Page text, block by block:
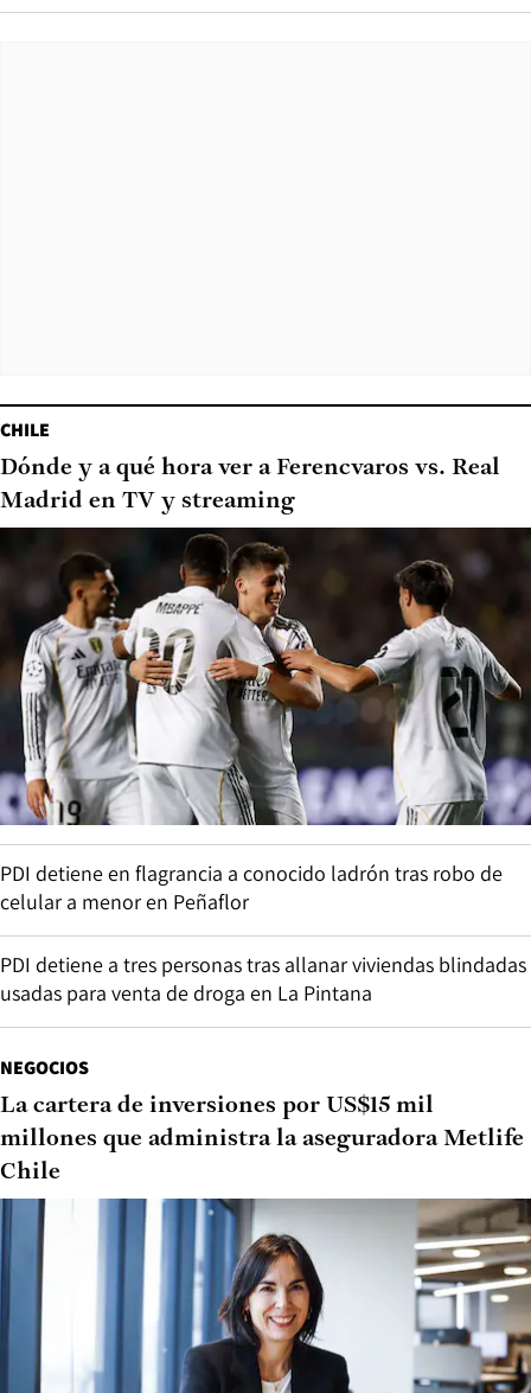
CHILE
Dónde y a qué hora ver a Ferencvaros vs. Real
Madrid en TV y streaming
PDI detiene en flagrancia a conocido ladrón tras robo de
celular a menor en Peñaflor
PDI detiene a tres personas tras allanar viviendas blindadas
usadas para venta de droga en La Pintana
NEGOCIOS
La cartera de inversiones por US$15 mil
millones que administra la aseguradora Metlife
Chile